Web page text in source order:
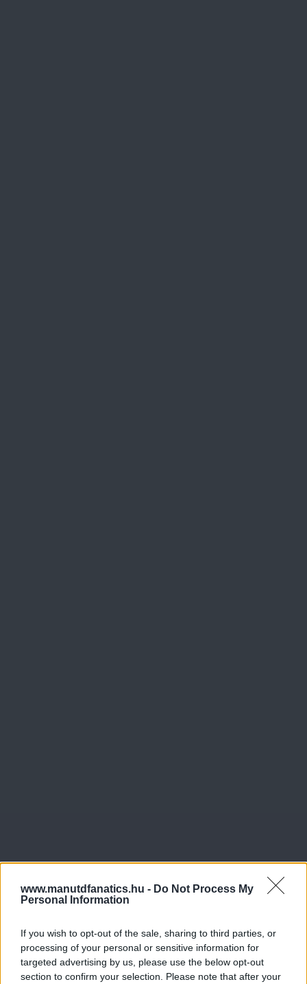
www.manutdfanatics.hu - Do Not Process My
Personal Information
If you wish to opt-out of the sale, sharing to third parties, or
processing of your personal or sensitive information for
targeted advertising by us, please use the below opt-out
section to confirm your selection. Please note that after your